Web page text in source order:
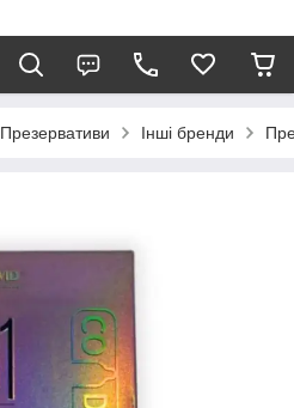
Презервативи Інші бренди